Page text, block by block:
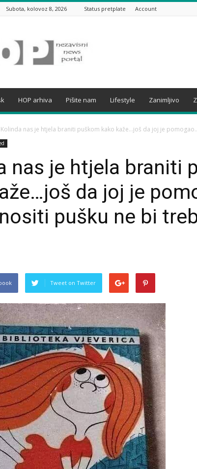
Subota, kolovoz 8, 2026 Status pretplate Account
HOP arhiva Pišite nam Lifestyle Zanimljivo
Kolinda nas je htjela braniti puškom kako kaže…još da joj je
nas je htjela braniti
da joj je
pušku ne bi
Tweet on Twitter